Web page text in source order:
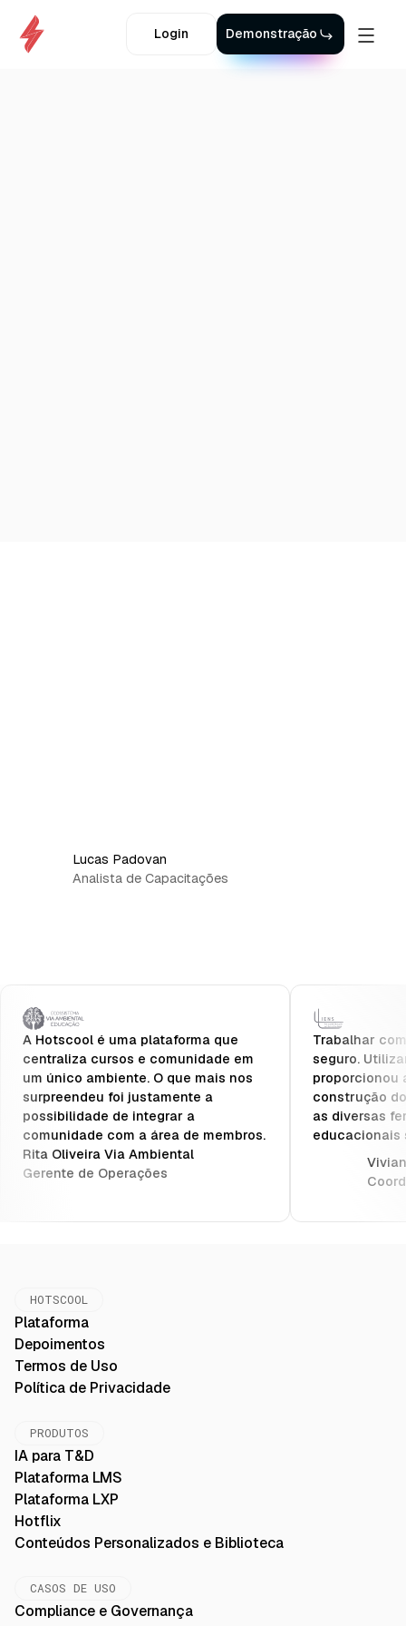
Login Demonstração
Lucas Padovan
Analista de Capacitações
A Hotscool é uma plataforma que
centraliza cursos e comunidade em
um único ambiente. O que mais nos
surpreendeu foi justamente a
possibilidade de integrar a
comunidade com a área de membros.
Rita Oliveira Via Ambiental
Gerente de Operações
Trabalhar
seguro.
proporcionou
construção
as diversas
educacionais
HOTSCOOL
Plataforma
Depoimentos
Termos de Uso
Política de Privacidade
PRODUTOS
IA para T&D
Plataforma LMS
Plataforma LXP
Hotflix
Conteúdos Personalizados e Biblioteca
CASOS DE USO
Compliance e Governança